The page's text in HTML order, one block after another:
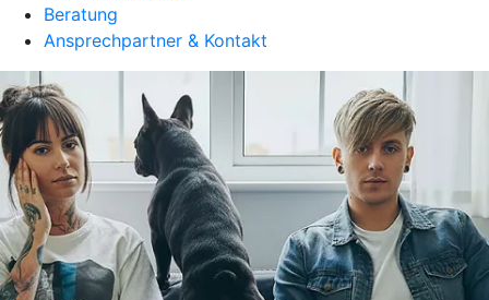
Beratung
Ansprechpartner & Kontakt